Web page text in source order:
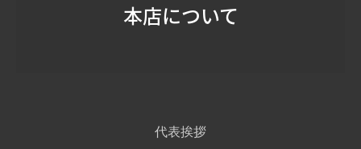
お客さまリンク集本店について
代表挨拶